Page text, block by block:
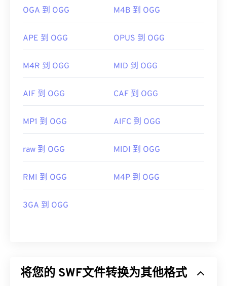
OGA 到 OGG M4B 到 OGG
APE 到 OGG OPUS 到 OGG
M4R 到 OGG MID 到 OGG
AIF 到 OGG CAF 到 OGG
MP1 到 OGG AIFC 到 OGG
raw 到 OGG MIDI 到 OGG
RMI 到 OGG M4P 到 OGG
3GA 到 OGG
将您的 SWF文件转换为其他格式